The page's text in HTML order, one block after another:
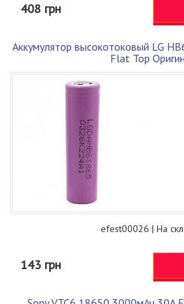
408 грн
Аккумулятор высокотоковый LG
Flat Top
efest00026 | На
143 грн